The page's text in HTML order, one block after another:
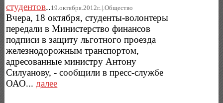
студентов..19.октября.2012г..|.Общество
Вчера, 18 октября, студенты-волонтеры
передали в Министерство финансов
подписи в защиту льготного проезда
железнодорожным транспортом,
адресованные министру Антону
Силуанову, - сообщили в пресс-службе
ОАО... далее